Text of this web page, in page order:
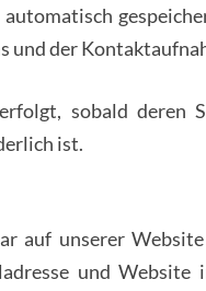
und der
sobald deren
ist.
auf unserer
und